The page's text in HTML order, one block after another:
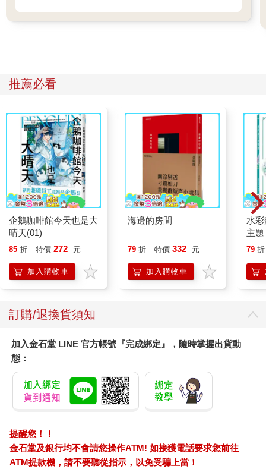
推薦必看
企鵝咖啡館今天也是大
晴天(01)
85 折 特價 272 元
加入購物車
海邊的房間
79 折 特價 332 元
加入購物車
水
主
點
79 折
訂購/退換貨須知
加入金石堂 LINE 官方帳號『完成綁定』，隨時掌握出貨動
態：
提醒您！！
金石堂及銀行均不會請您操作ATM! 如接獲電話要求您前往
ATM提款機，請不要聽從指示，以免受騙上當！